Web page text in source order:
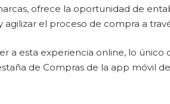
ofrece la oportunidad de
agilizar el proceso de compra a
a esta experiencia online, lo
de Compras de la app móvil